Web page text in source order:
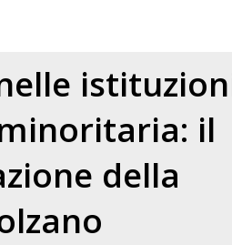
il
della